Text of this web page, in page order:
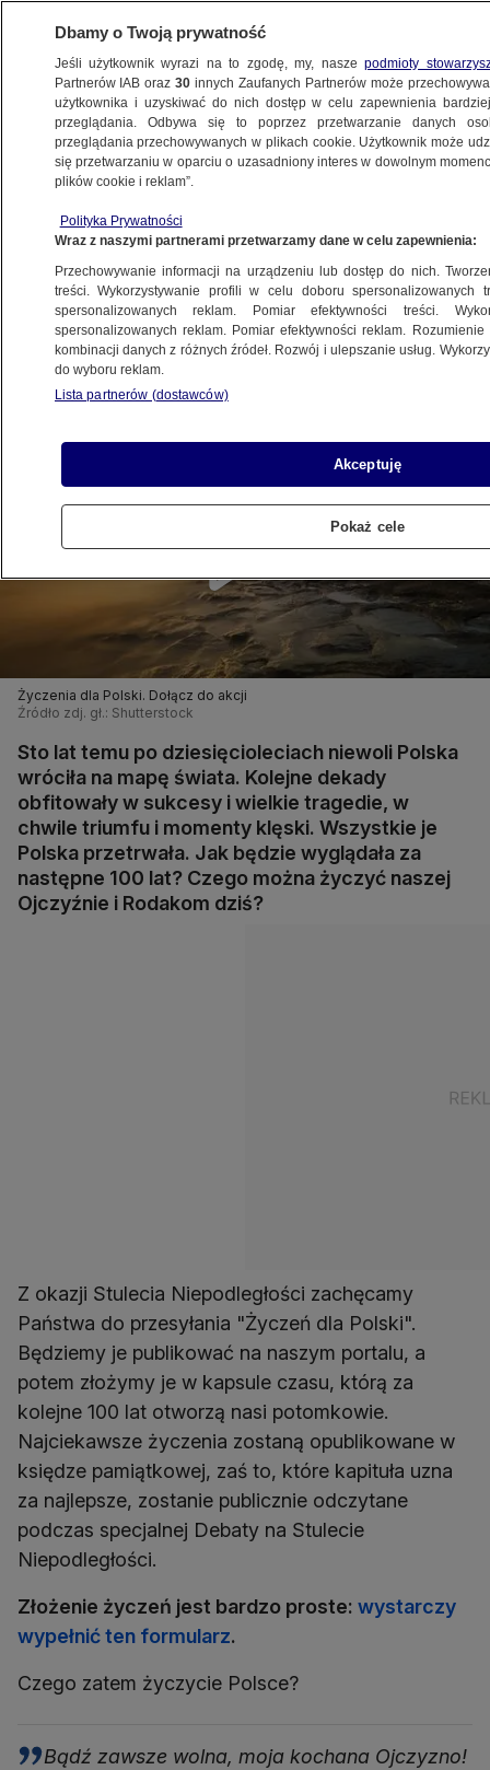
POLSKA
kochają na sztandarach". Złóż życzenia
Polsce
1.05.2018, 11:51Aktualizacja:1.05.2018, 11:53
Udostępnij
Życzenia dla Polski. Dołącz do akcji
Źródło zdj. gł.: Shutterstock
Sto lat temu po dziesięcioleciach niewoli Polska
wróciła na mapę świata. Kolejne dekady
obfitowały w sukcesy i wielkie tragedie, w
chwile triumfu i momenty klęski. Wszystkie je
Polska przetrwała. Jak będzie wyglądała za
następne 100 lat? Czego można życzyć naszej
Ojczyźnie i Rodakom dziś?
Z okazji Stulecia Niepodległości zachęcamy
Państwa do przesyłania "Życzeń dla Polski".
Będziemy je publikować na naszym portalu, a
potem złożymy je w kapsule czasu, którą za
kolejne 100 lat otworzą nasi potomkowie.
Najciekawsze życzenia zostaną opublikowane w
księdze pamiątkowej, zaś to, które kapituła uzna
za najlepsze, zostanie publicznie odczytane
podczas specjalnej Debaty na Stulecie
Niepodległości.
Złożenie życzeń jest bardzo proste: wystarczy
wypełnić ten formularz.
Czego zatem życzycie Polsce?
Bądź zawsze wolna, moja kochana Ojczyzno!
Dbamy o Twoją prywatność
Jeśli użytkownik wyrazi na to zgodę, my, naszepodmioty
Partnerów IAB oraz30 innych Zaufanych Partnerów może
użytkownika i uzyskiwać do nich dostęp w celu zapewnienia
przeglądania. Odbywa się to poprzez przetwarzanie danych
przeglądania przechowywanych w plikach cookie. Użytkownik może
się przetwarzaniu w oparciu o uzasadniony interes w dowolnym
plików cookie i reklam”.
Polityka Prywatności
Wraz z naszymi partnerami przetwarzamy dane w celu zapewnienia:
Przechowywanie informacji na urządzeniu lub dostęp do nich.
treści. Wykorzystywanie profili w celu doboru spersonalizowanych
spersonalizowanych reklam. Pomiar efektywności treści.
spersonalizowanych reklam. Pomiar efektywności reklam.
kombinacji danych z różnych źródeł. Rozwój i ulepszanie usług.
do wyboru reklam.
Lista partnerów (dostawców)
Akceptuję
Pokaż cele